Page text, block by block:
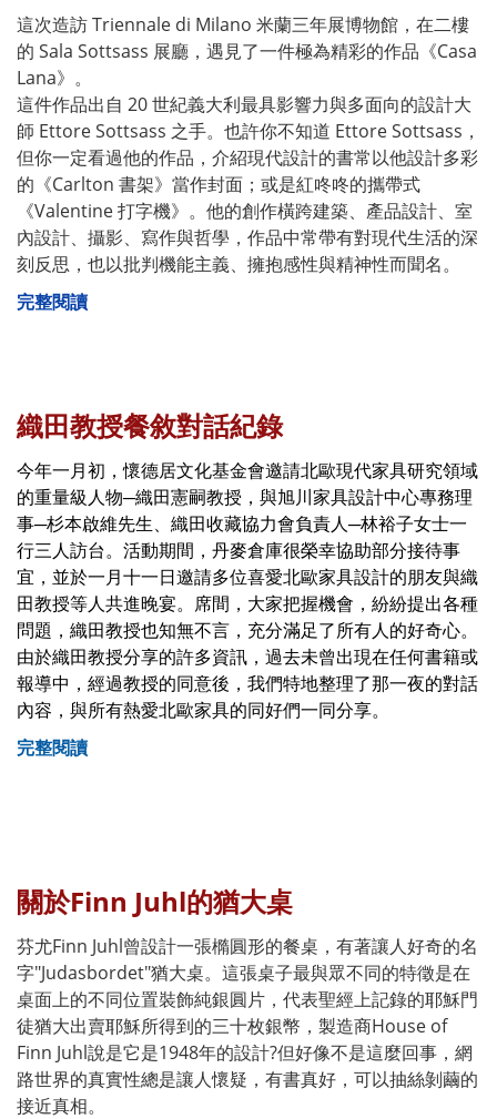
這次造訪 Triennale di Milano 米蘭三年展博物館，在二樓
的 Sala Sottsass 展廳，遇見了一件極為精彩的作品《Casa
Lana》。
這件作品出自 20 世紀義大利最具影響力與多面向的設計大
師 Ettore Sottsass 之手。也許你不知道 Ettore Sottsass，
但你一定看過他的作品，介紹現代設計的書常以他設計多彩
的《Carlton 書架》當作封面；或是紅咚咚的攜帶式
《Valentine 打字機》。他的創作橫跨建築、產品設計、室
內設計、攝影、寫作與哲學，作品中常帶有對現代生活的深
刻反思，也以批判機能主義、擁抱感性與精神性而聞名。
完整閱讀
織田教授餐敘對話紀錄
今年一月初，懷德居文化基金會邀請北歐現代家具研究領域
的重量級人物─織田憲嗣教授，與旭川家具設計中心專務理
事─杉本啟維先生、織田收藏協力會負責人─林裕子女士一
行三人訪台。活動期間，丹麥倉庫很榮幸協助部分接待事
宜，並於一月十一日邀請多位喜愛北歐家具設計的朋友與織
田教授等人共進晚宴。席間，大家把握機會，紛紛提出各種
問題，織田教授也知無不言，充分滿足了所有人的好奇心。
由於織田教授分享的許多資訊，過去未曾出現在任何書籍或
報導中，經過教授的同意後，我們特地整理了那一夜的對話
內容，與所有熱愛北歐家具的同好們一同分享。
完整閱讀
關於Finn Juhl的猶大桌
芬尤Finn Juhl曾設計一張橢圓形的餐桌，有著讓人好奇的名
字"Judasbordet"猶大桌。這張桌子最與眾不同的特徵是在
桌面上的不同位置裝飾純銀圓片，代表聖經上記錄的耶穌門
徒猶大出賣耶穌所得到的三十枚銀幣，製造商House of
Finn Juhl說是它是1948年的設計?但好像不是這麼回事，網
路世界的真實性總是讓人懷疑，有書真好，可以抽絲剝繭的
接近真相。